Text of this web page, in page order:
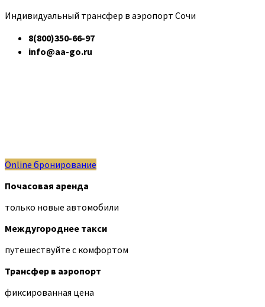
Индивидуальный трансфер в аэропорт Сочи
8(800)350-66-97
info@aa-go.ru
Online бронирование
Почасовая аренда
только новые автомобили
Междугороднее такси
путешествуйте с комфортом
Трансфер в аэропорт
фиксированная цена